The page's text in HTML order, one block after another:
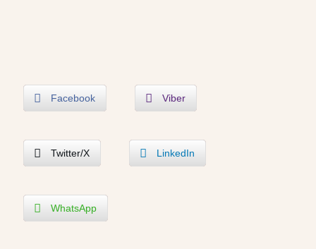
Facebook Viber
Twitter/X LinkedIn
WhatsApp